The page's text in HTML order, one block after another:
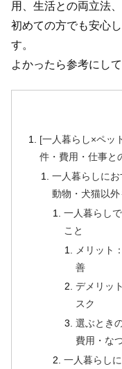
用、生活との両立法
初めての方でも安心
す。
よかったら参考にして
[一人暮らし×ペッ
件・費用・仕事と
一人暮らしに
動物・犬猫以外
一人暮らし
こと
メリット
善
デメリッ
スク
選ぶとき
費用・な
一人暮らし